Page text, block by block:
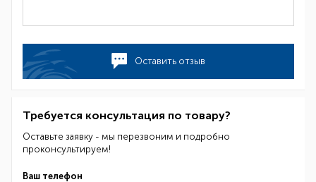
Оставить отзыв
Требуется консультация по товару?
Оставьте заявку - мы перезвоним и подробно
проконсультируем!
Ваш телефон